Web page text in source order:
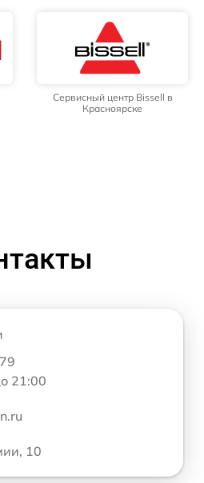
Сервисный центр Bissell в
Красноярске
21:00
10